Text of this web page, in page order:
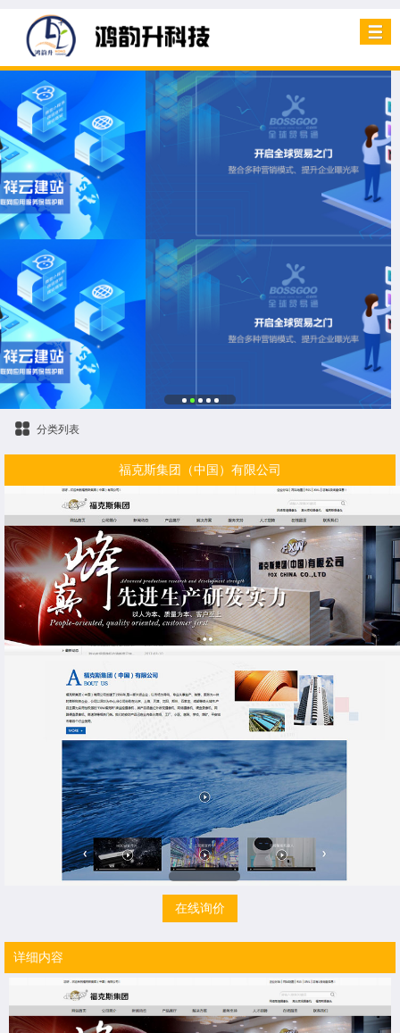
分类列表
福克斯集团（中国）有限公司
在线询价
详细内容